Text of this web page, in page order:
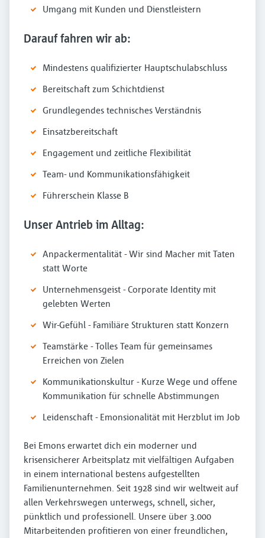
Umgang mit Kunden und Dienstleistern
Darauf fahren wir ab:
Mindestens qualifizierter Hauptschulabschluss
Bereitschaft zum Schichtdienst
Grundlegendes technisches Verständnis
Einsatzbereitschaft
Engagement und zeitliche Flexibilität
Team- und Kommunikationsfähigkeit
Führerschein Klasse B
Unser Antrieb im Alltag:
Anpackermentalität - Wir sind Macher mit Taten
statt Worte
Unternehmensgeist - Corporate Identity mit
gelebten Werten
Wir-Gefühl - Familiäre Strukturen statt Konzern
Teamstärke - Tolles Team für gemeinsames
Erreichen von Zielen
Kommunikationskultur - Kurze Wege und offene
Kommunikation für schnelle Abstimmungen
Leidenschaft - Emonsionalität mit Herzblut im Job
Bei Emons erwartet dich ein moderner und
krisensicherer Arbeitsplatz mit vielfältigen Aufgaben
in einem international bestens aufgestellten
Familienunternehmen. Seit 1928 sind wir weltweit auf
allen Verkehrswegen unterwegs, schnell, sicher,
pünktlich und professionell. Unsere über 3.000
Mitarbeitenden profitieren von einer freundlichen,